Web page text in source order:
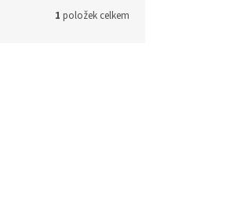
1 položek celkem